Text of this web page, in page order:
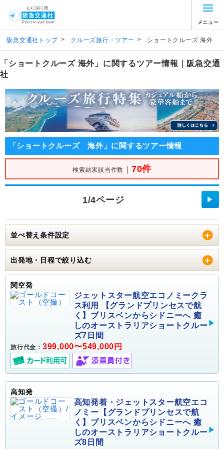
メニュー
阪急交通社トップ > クルーズ旅行・ツアー > ショートクルーズ 海外
「ショートクルーズ 海外」に関するツアー情報｜阪急交通
社
「ショートクルーズ 海外」に関するツアー情報
検索結果該当件数 70件
1/4ページ ▶
並べ替え条件設定
出発地・日程で絞り込む
関空発
ジェットスター航空エコノミークラ
ス利用 【グランドプリンセスで航
く】ブリスベンからシドニーへ 癒
しのオーストラリアショートクルー
ズ7日間
旅行代金： 399,000〜549,000円
高知発
高知発着・ジェットスター航空エコ
ノミー【グランドプリンセスで航
く】ブリスベンからシドニーへ 癒
しのオーストラリアショートクルー
ズ8日間